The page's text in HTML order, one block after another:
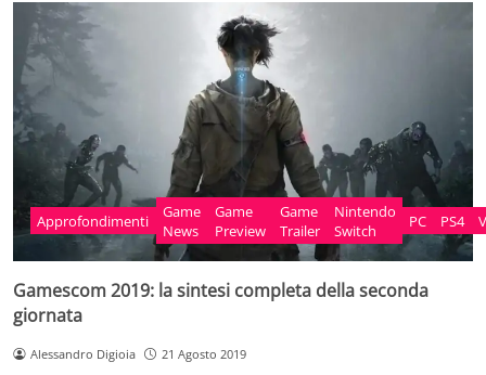
Approfondimenti
Game
News
Game
Preview
Game
Trailer
Nintendo
Switch
PC PS4
Gamescom 2019: la sintesi completa della seconda
giornata
Alessandro Digioia 21 Agosto 2019